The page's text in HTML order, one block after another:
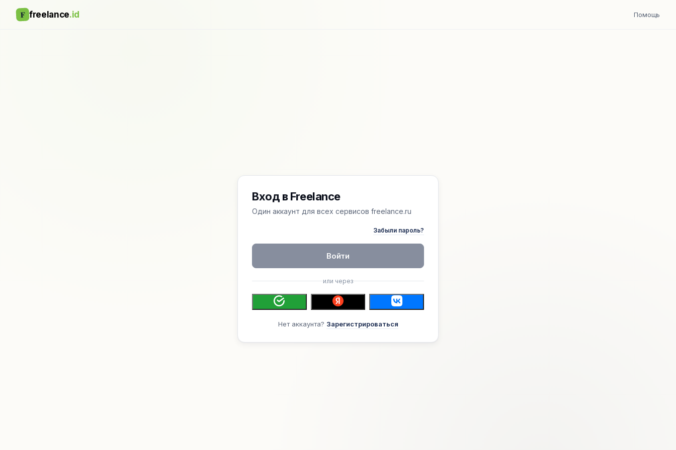
F freelance.id Помощь
Вход в Freelance
Один аккаунт для всех сервисов freelance.ru
Забыли пароль?
Войти
или через
Нет аккаунта? Зарегистрироваться